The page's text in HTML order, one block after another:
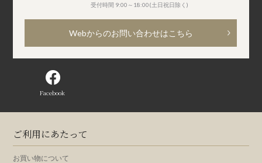
受付時間 9:00～18:00(土日祝日除く)
Webからのお問い合わせはこちら
Facebook
ご利用にあたって
お買い物について